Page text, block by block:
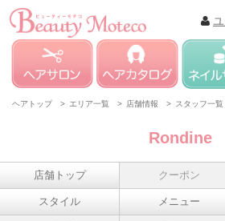
ヘアトップ > エリア一覧 > 店舗情報 > スタッフ一覧
Rondine
店舗トップ クーポン
スタイル メニュー